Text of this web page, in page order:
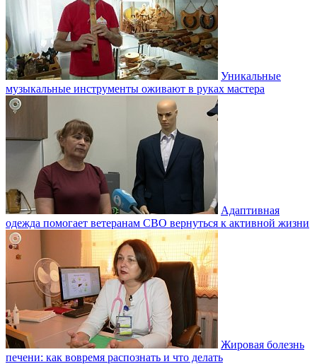
Уникальные
музыкальные инструменты оживают в руках мастера
Адаптивная
одежда помогает ветеранам СВО вернуться к активной жизни
Жировая болезнь
печени: как вовремя распознать и что делать